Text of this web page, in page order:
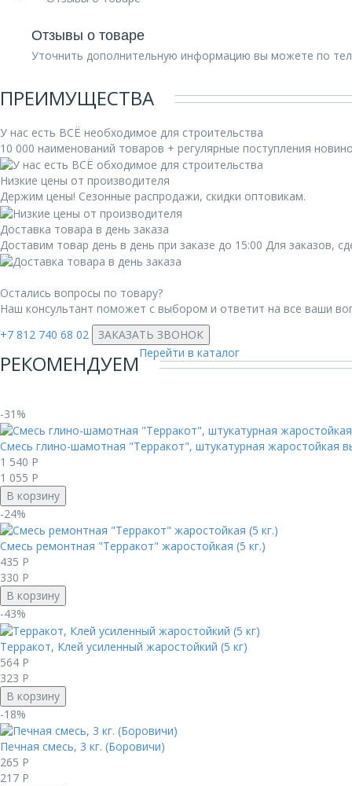
Отзывы о товаре
Уточнить дополнительную информацию вы можете по
ПРЕИМУЩЕСТВА
У нас есть ВСЁ необходимое для строительства
10 000 наименований товаров + регулярные поступления
Низкие цены от производителя
Держим цены! Сезонные распродажи, скидки оптовикам.
Доставка товара в день заказа
Доставим товар день в день при заказе до 15:00 Для заказов,
Остались вопросы по товару?
Наш консультант поможет с выбором и ответит на все ваши
+7 812 740 68 02
ЗАКАЗАТЬ ЗВОНОК
РЕКОМЕНДУЕМПерейти в каталог
-31%
Смесь глино-шамотная "Терракот", штукатурная жаростойкая
1 540 Р
1 055 Р
В корзину
-24%
Смесь ремонтная "Терракот" жаростойкая (5 кг.)
435 Р
330 Р
В корзину
-43%
Терракот, Клей усиленный жаростойкий (5 кг)
564 Р
323 Р
В корзину
-18%
Печная смесь, 3 кг. (Боровичи)
265 Р
217 Р